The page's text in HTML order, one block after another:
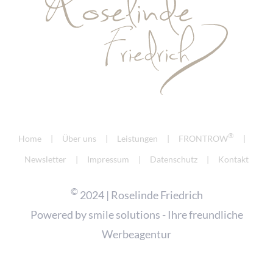
Home Über uns Leistungen FRONTROW®
Newsletter Impressum Datenschutz Kontakt
©2024 | Roselinde Friedrich
Powered bysmile solutions - Ihre freundliche
Werbeagentur